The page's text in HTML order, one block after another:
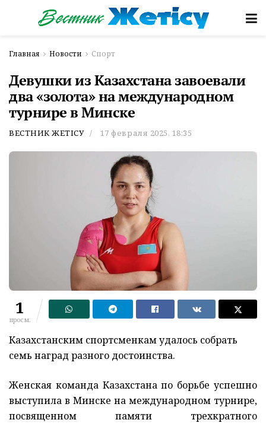
Главная Новости Спорт
Девушки из Казахстана завоевали
два «золота» на международном
турнире в Минске
ВЕСТНИК ЖЕТІСУ 17 февраля 2025, 18:35
1
просм.
Казахстанским спортсменкам удалось собрать
семь наград разного достоинства.
Женская команда Казахстана по борьбе успешно
выступила в Минске на международном турнире,
посвященном памяти трехкратного